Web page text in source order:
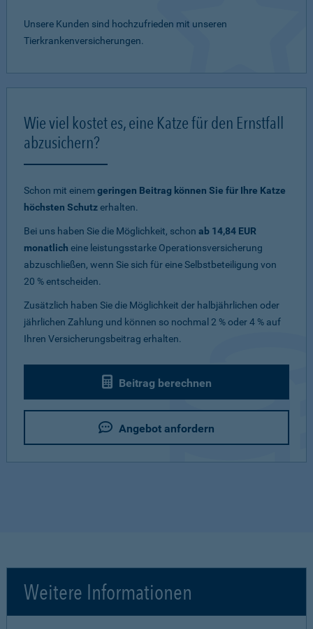
Unsere Kunden sind hochzufrieden mit unseren
Tierkrankenversicherungen.
Wie viel kostet es, eine Katze für den Ernstfall
abzusichern?
Schon mit einemgeringen Beitrag können Sie für Ihre Katze
höchsten Schutzerhalten.
Bei uns haben Sie die Möglichkeit, schon ab 14,84 EUR
monatlich eine leistungsstarke Operationsversicherung
abzuschließen, wenn Sie sich für eine Selbstbeteiligung von
20 % entscheiden.
Zusätzlich haben Sie die Möglichkeit der halbjährlichen oder
jährlichen Zahlung und können so nochmal 2 % oder 4 % auf
Ihren Versicherungsbeitrag erhalten.
Beitrag berechnen
Angebot anfordern
Weitere Informationen